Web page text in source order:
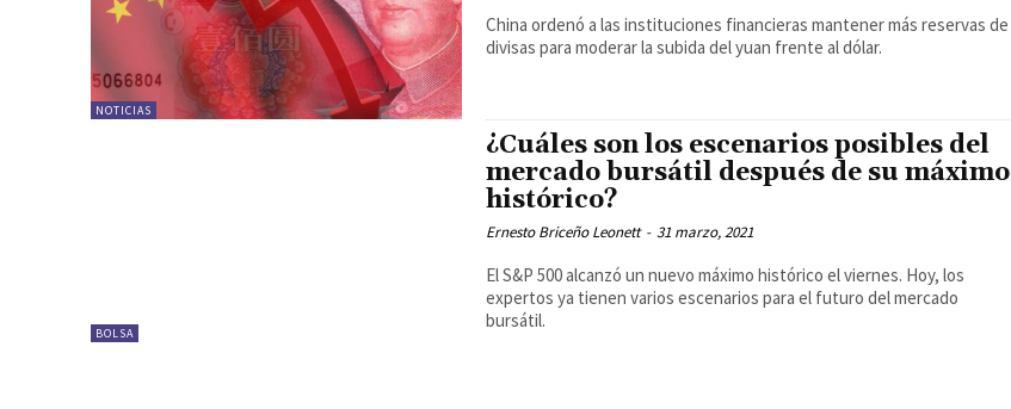
NOTICIAS
China ordenó a las instituciones financieras mantener más reservas de
divisas para moderar la subida del yuan frente al dólar.
BOLSA
¿Cuáles son los escenarios posibles del
mercado bursátil después de su máximo
histórico?
Ernesto Briceño Leonett - 31 marzo, 2021
El S&P 500 alcanzó un nuevo máximo histórico el viernes. Hoy, los
expertos ya tienen varios escenarios para el futuro del mercado
bursátil.